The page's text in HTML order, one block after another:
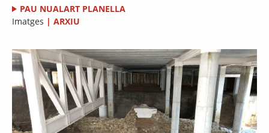
PAU NUALART PLANELLA
Imatges | ARXIU